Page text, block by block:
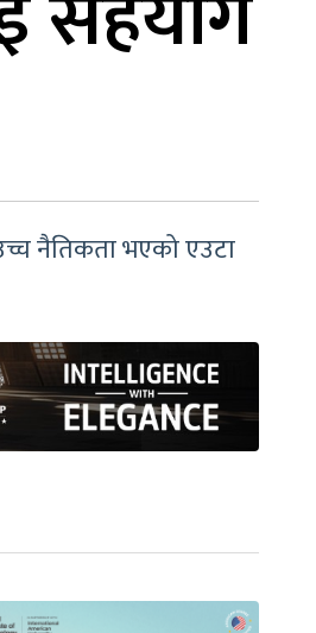
उच्च नैतिकता भएको एउटा